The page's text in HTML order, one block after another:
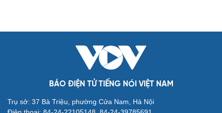
BÁO ĐIỆN TỬ TIẾNG NÓI VIỆT NAM
Trụ sở: 37 Bà Triệu, phường Cửa Nam, Hà Nội